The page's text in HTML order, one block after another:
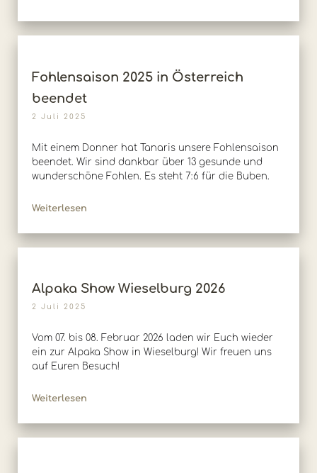
Fohlensaison 2025 in Österreich
beendet
2 Juli 2025
Mit einem Donner hat Tanaris unsere Fohlensaison
beendet. Wir sind dankbar über 13 gesunde und
wunderschöne Fohlen. Es steht 7:6 für die Buben.
Weiterlesen
Alpaka Show Wieselburg 2026
2 Juli 2025
Vom 07. bis 08. Februar 2026 laden wir Euch wieder
ein zur Alpaka Show in Wieselburg! Wir freuen uns
auf Euren Besuch!
Weiterlesen